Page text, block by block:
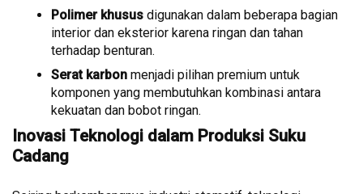
Polimer khusus digunakan dalam beberapa bagian
interior dan eksterior karena ringan dan tahan
terhadap benturan.
Serat karbon menjadi pilihan premium untuk
komponen yang membutuhkan kombinasi antara
kekuatan dan bobot ringan.
Inovasi Teknologi dalam Produksi Suku
Cadang